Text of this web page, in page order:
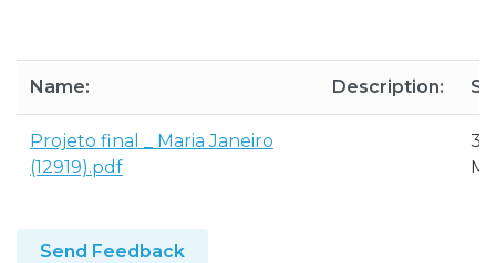
Name: Description:
Projeto final _ Maria Janeiro
(12919).pdf
Send Feedback